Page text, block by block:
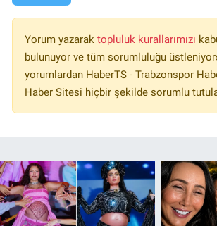
Yorum yazarak topluluk kurallarımızı
bulunuyor ve tüm sorumluluğu
yorumlardan HaberTS - Trabzonspor
Haber Sitesi hiçbir şekilde sorumlu